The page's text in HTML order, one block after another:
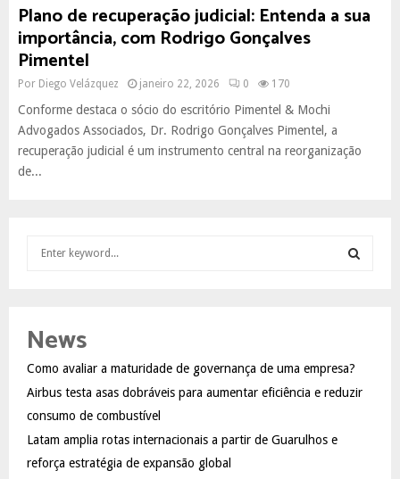
Plano de recuperação judicial: Entenda a sua
importância, com Rodrigo Gonçalves
Pimentel
Por Diego Velázquez janeiro 22, 2026 0 170
Conforme destaca o sócio do escritório Pimentel & Mochi
Advogados Associados, Dr. Rodrigo Gonçalves Pimentel, a
recuperação judicial é um instrumento central na reorganização
de...
h
o
r
:
R
News
Como avaliar a maturidade de governança de uma empresa?
Airbus testa asas dobráveis para aumentar eficiência e reduzir
consumo de combustível
Latam amplia rotas internacionais a partir de Guarulhos e
reforça estratégia de expansão global